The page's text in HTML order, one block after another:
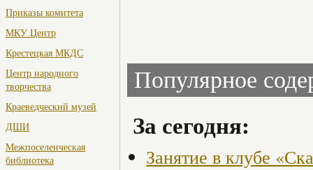
Приказы комитета
МКУ Центр
Крестецкая МКДС
Центр народного
творчества
Краеведческий музей
ДШИ
Межпоселенческая
библиотека
Популярное
За сегодня:
Занятие в клубе